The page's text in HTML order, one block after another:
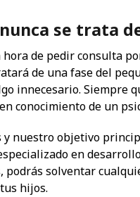
se trata
de pedir consulta
de una fase del
innecesario. Siempre
conocimiento de un
y nuestro objetivo
en
podrás solventar
hijos.